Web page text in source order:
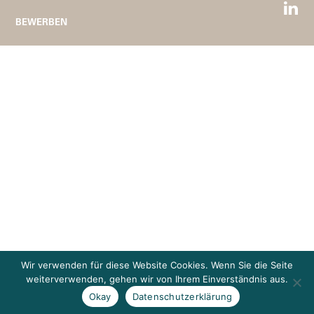
BEWERBEN
Wir verwenden für diese Website Cookies. Wenn Sie die Seite
weiterverwenden, gehen wir von Ihrem Einverständnis aus.
Okay
Datenschutzerklärung